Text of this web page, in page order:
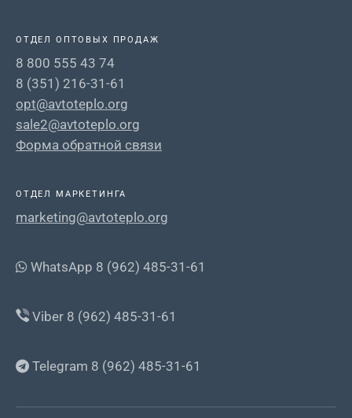
ОТДЕЛ ОПТОВЫХ ПРОДАЖ
8 800 555 43 74
8 (351) 216-31-61
opt@avtoteplo.org
sale2@avtoteplo.org
Форма обратной связи
ОТДЕЛ МАРКЕТИНГА
marketing@avtoteplo.org
WhatsApp 8 (962) 485-31-61
Viber 8 (962) 485-31-61
Telegram 8 (962) 485-31-61